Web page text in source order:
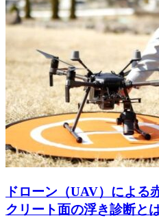
ドローン（UAV）による
クリート面の浮き診断と